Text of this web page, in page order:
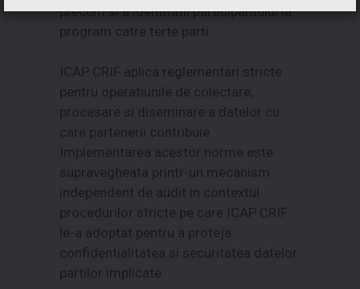
precum si a identitatii participantului la
program catre terte parti.
ICAP CRIF aplica reglementari stricte
pentru operatiunile de colectare,
procesare si diseminare a datelor cu
care partenerii contribuie.
Implementarea acestor norme este
supravegheata printr-un mecanism
independent de audit in contextul
procedurilor stricte pe care ICAP CRIF
le-a adoptat pentru a proteja
confidentialitatea si securitatea datelor
partilor implicate.